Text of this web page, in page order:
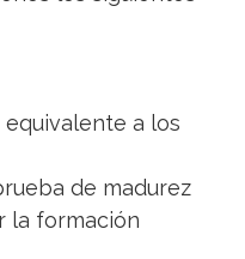
a los
de madurez
la formación